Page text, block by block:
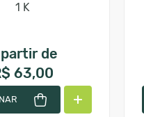
1 K
de
63,00